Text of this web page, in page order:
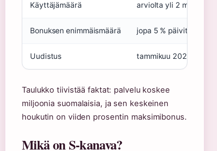
Käyttäjämäärä arviolta yli 2
Bonuksen enimmäismäärä jopa 5 %
Uudistus tammikuu 2024
Taulukko tiivistää faktat: palvelu koskee
miljoonia suomalaisia, ja sen keskeinen
houkutin on viiden prosentin maksimibonus.
Mikä on S-kanava?